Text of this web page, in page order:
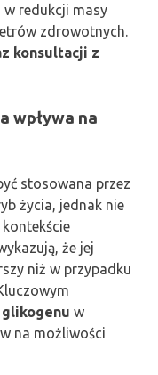
w redukcji masy
zdrowotnych.
konsultacji z
wpływa na
stosowana przez
życia, jednak nie
że jej
niż w przypadku
Kluczowym
w
na możliwości